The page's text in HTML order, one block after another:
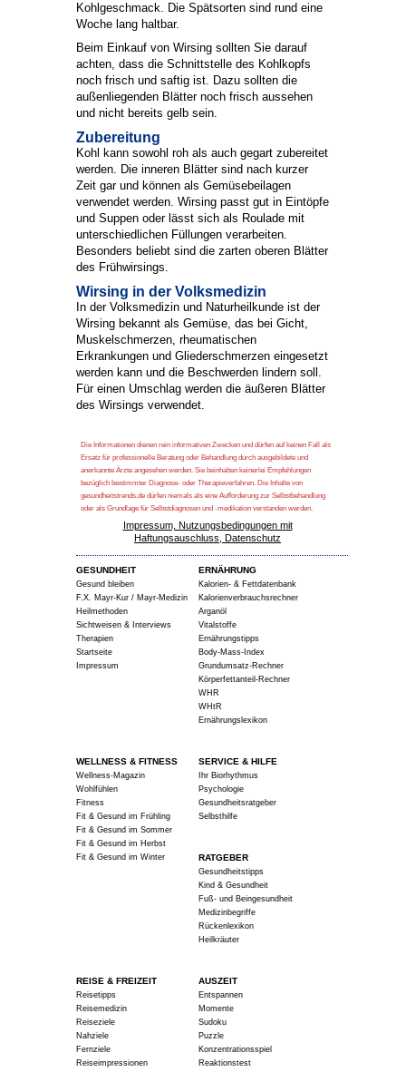
Kohlgeschmack. Die Spätsorten sind rund eine
Woche lang haltbar.
Beim Einkauf von Wirsing sollten Sie darauf
achten, dass die Schnittstelle des Kohlkopfs
noch frisch und saftig ist. Dazu sollten die
außenliegenden Blätter noch frisch aussehen
und nicht bereits gelb sein.
Zubereitung
Kohl kann sowohl roh als auch gegart zubereitet
werden. Die inneren Blätter sind nach kurzer
Zeit gar und können als Gemüsebeilagen
verwendet werden. Wirsing passt gut in Eintöpfe
und Suppen oder lässt sich als Roulade mit
unterschiedlichen Füllungen verarbeiten.
Besonders beliebt sind die zarten oberen Blätter
des Frühwirsings.
Wirsing in der Volksmedizin
In der Volksmedizin und Naturheilkunde ist der
Wirsing bekannt als Gemüse, das bei Gicht,
Muskelschmerzen, rheumatischen
Erkrankungen und Gliederschmerzen eingesetzt
werden kann und die Beschwerden lindern soll.
Für einen Umschlag werden die äußeren Blätter
des Wirsings verwendet.
Die Informationen dienen rein informativen Zwecken und dürfen auf keinen Fall als
Ersatz für professionelle Beratung oder Behandlung durch ausgebildete und
anerkannte Ärzte angesehen werden. Sie beinhalten keinerlei Empfehlungen
bezüglich bestimmter Diagnose- oder Therapieverfahren. Die Inhalte von
gesundheitstrends.de dürfen niemals als eine Aufforderung zur Selbstbehandlung
oder als Grundlage für Selbstdiagnosen und -medikation verstanden werden.
Impressum, Nutzungsbedingungen mit
Haftungsauschluss, Datenschutz
GESUNDHEIT
Gesund bleiben
F.X. Mayr-Kur / Mayr-Medizin
Heilmethoden
Sichtweisen & Interviews
Therapien
Startseite
Impressum
ERNÄHRUNG
Kalorien- & Fettdatenbank
Kalorienverbrauchsrechner
Arganöl
Vitalstoffe
Ernährungstipps
Body-Mass-Index
Grundumsatz-Rechner
Körperfettanteil-Rechner
WHR
WHtR
Ernährungslexikon
WELLNESS & FITNESS
Wellness-Magazin
Wohlfühlen
Fitness
Fit & Gesund im Frühling
Fit & Gesund im Sommer
Fit & Gesund im Herbst
Fit & Gesund im Winter
SERVICE & HILFE
Ihr Biorhythmus
Psychologie
Gesundheitsratgeber
Selbsthilfe
RATGEBER
Gesundheitstipps
Kind & Gesundheit
Fuß- und Beingesundheit
Medizinbegriffe
Rückenlexikon
Heilkräuter
REISE & FREIZEIT
Reisetipps
Reisemedizin
Reiseziele
Nahziele
Fernziele
Reiseimpressionen
AUSZEIT
Entspannen
Momente
Sudoku
Puzzle
Konzentrationsspiel
Reaktionstest